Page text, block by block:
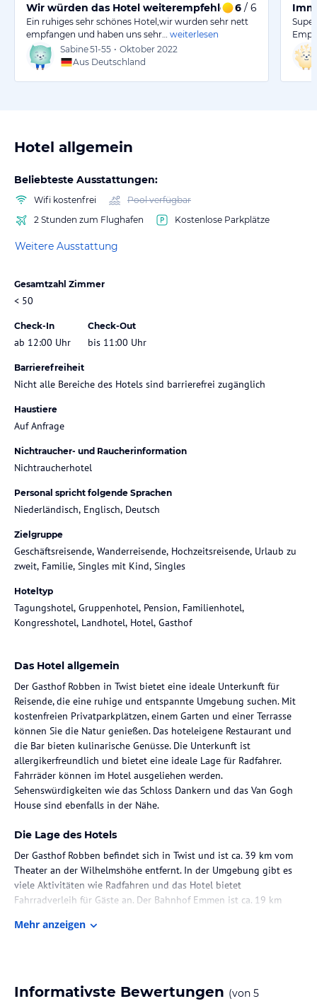
Wir würden das Hotel weiterempfehlen.6 / 6
Ein ruhiges sehr schönes Hotel,wir wurden sehr nett
empfangen und haben uns sehr…
weiterlesen
Sabine51-55 • Oktober 2022
Aus Deutschland
Hotel allgemein
Beliebteste Ausstattungen:
Wifi kostenfrei
Pool verfügbar
2 Stunden zum Flughafen
Kostenlose Parkplätze
Weitere Ausstattung
Gesamtzahl Zimmer
< 50
Check-In
ab 12:00 Uhr
Check-Out
bis 11:00 Uhr
Barrierefreiheit
Nicht alle Bereiche des Hotels sind barrierefrei zugänglich
Haustiere
Auf Anfrage
Nichtraucher- und Raucherinformation
Nichtraucherhotel
Personal spricht folgende Sprachen
Niederländisch, Englisch, Deutsch
Zielgruppe
Geschäftsreisende, Wanderreisende, Hochzeitsreisende, Urlaub zu
zweit, Familie, Singles mit Kind, Singles
Hoteltyp
Tagungshotel, Gruppenhotel, Pension, Familienhotel,
Kongresshotel, Landhotel, Hotel, Gasthof
Das Hotel allgemein
Der Gasthof Robben in Twist bietet eine ideale Unterkunft für
Reisende, die eine ruhige und entspannte Umgebung suchen. Mit
kostenfreien Privatparkplätzen, einem Garten und einer Terrasse
können Sie die Natur genießen. Das hoteleigene Restaurant und
die Bar bieten kulinarische Genüsse. Die Unterkunft ist
allergikerfreundlich und bietet eine ideale Lage für Radfahrer.
Fahrräder können im Hotel ausgeliehen werden.
Sehenswürdigkeiten wie das Schloss Dankern und das Van Gogh
House sind ebenfalls in der Nähe.
Die Lage des Hotels
Der Gasthof Robben befindet sich in Twist und ist ca. 39 km vom
Theater an der Wilhelmshöhe entfernt. In der Umgebung gibt es
viele Aktivitäten wie Radfahren und das Hotel bietet
Fahrradverleih für Gäste an. Der Bahnhof Emmen ist ca. 19 km
bietet kostenfreie Privatparkplätze.
Mehr anzeigen
Informativste Bewertungen (von 5